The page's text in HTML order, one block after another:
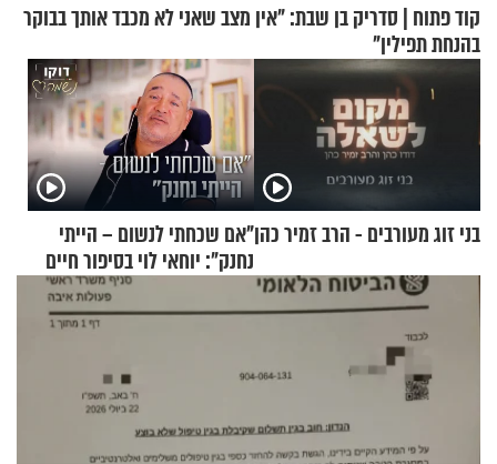
קוד פתוח | סדריק בן שבת: "אין מצב שאני לא מכבד אותך בבוקר
בהנחת תפילין"
בני זוג מעורבים - הרב זמיר כהן"אם שכחתי לנשום – הייתי
נחנק": יוחאי לוי בסיפור חיים